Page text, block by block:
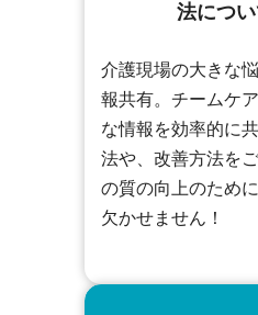
法につ
介護現場の大きな
報共有。チームケ
な情報を効率的に
法や、改善方法を
の質の向上のため
欠かせません！